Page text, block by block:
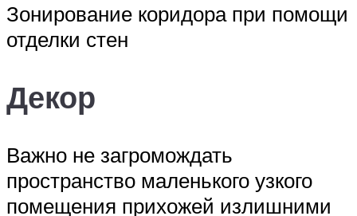
Зонирование коридора при помощи
отделки стен
Декор
Важно не загромождать
пространство маленького узкого
помещения прихожей излишними